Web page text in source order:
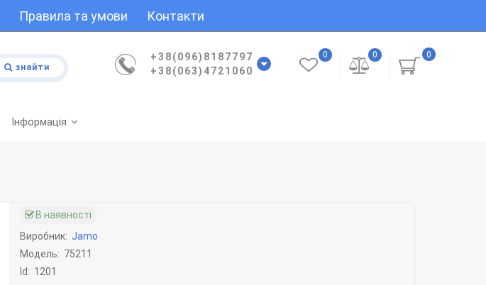
Правила та умови Контакти
знайти
+38(096)8187797
+38(063)4721060
0
0
0
Інформація
В наявності
Виробник: Jamo
Модель: 75211
Id: 1201